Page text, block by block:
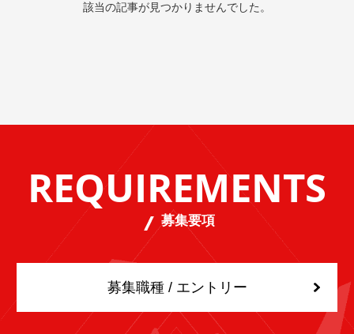
該当の記事が見つかりませんでした。
REQUIREMENTS
募集要項
募集職種 / エントリー